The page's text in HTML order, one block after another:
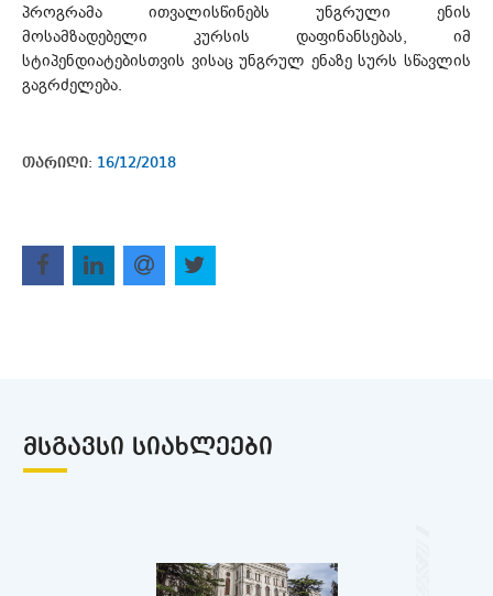
პროგრამა ითვალისწინებს უნგრული ენის
მოსამზადებელი კურსის დაფინანსებას, იმ
სტიპენდიატებისთვის ვისაც უნგრულ ენაზე სურს სწავლის
გაგრძელება.
თარიღი: 16/12/2018
ᲛᲡᲒᲐᲕᲡᲘ ᲡᲘᲐᲮᲚᲔᲔᲑᲘ